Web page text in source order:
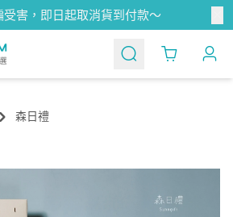
受害，即日起取消貨到付款～
Cart
森日禮